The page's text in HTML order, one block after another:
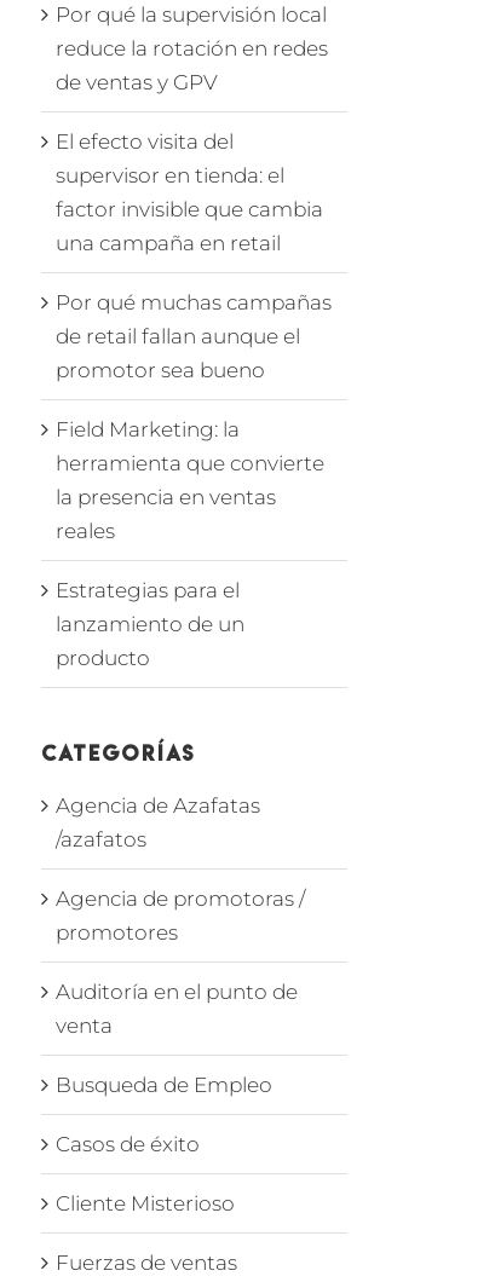
Por qué la supervisión local
reduce la rotación en redes
de ventas y GPV
El efecto visita del
supervisor en tienda: el
factor invisible que cambia
una campaña en retail
Por qué muchas campañas
de retail fallan aunque el
promotor sea bueno
Field Marketing: la
herramienta que convierte
la presencia en ventas
reales
Estrategias para el
lanzamiento de un
producto
Categorías
Agencia de Azafatas
/azafatos
Agencia de promotoras /
promotores
Auditoría en el punto de
venta
Busqueda de Empleo
Casos de éxito
Cliente Misterioso
Fuerzas de ventas